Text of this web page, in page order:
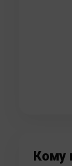
Кому